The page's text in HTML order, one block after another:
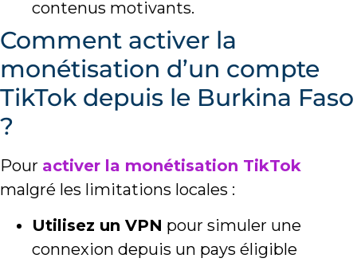
contenus motivants.
Comment activer la
monétisation d’un compte
TikTok depuis le Burkina Faso
?
Pour activer la monétisation TikTok
malgré les limitations locales :
Utilisez un VPN pour simuler une
connexion depuis un pays éligible